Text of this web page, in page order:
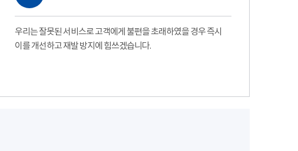
우리는 잘못된 서비스로 고객에게 불편을 초래하였을 경우 즉시
이를 개선하고 재발 방지에 힘쓰겠습니다.